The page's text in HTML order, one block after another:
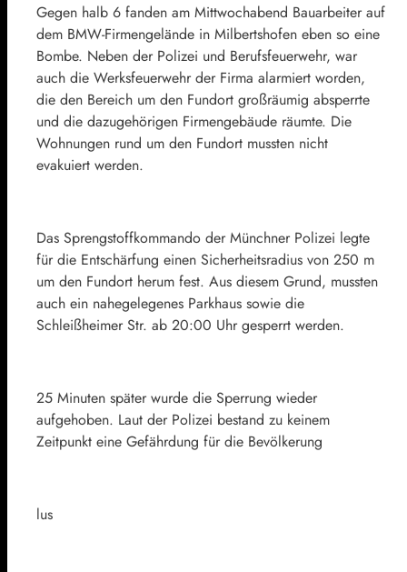
Gegen halb 6 fanden am Mittwochabend Bauarbeiter auf
dem BMW-Firmengelände in Milbertshofen eben so eine
Bombe. Neben der Polizei und Berufsfeuerwehr, war
auch die Werksfeuerwehr der Firma alarmiert worden,
die den Bereich um den Fundort großräumig absperrte
und die dazugehörigen Firmengebäude räumte. Die
Wohnungen rund um den Fundort mussten nicht
evakuiert werden.
Das Sprengstoffkommando der Münchner Polizei legte
für die Entschärfung einen Sicherheitsradius von 250 m
um den Fundort herum fest. Aus diesem Grund, mussten
auch ein nahegelegenes Parkhaus sowie die
Schleißheimer Str. ab 20:00 Uhr gesperrt werden.
25 Minuten später wurde die Sperrung wieder
aufgehoben. Laut der Polizei bestand zu keinem
Zeitpunkt eine Gefährdung für die Bevölkerung
lus